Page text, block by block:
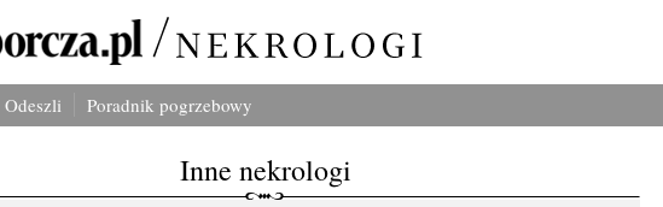
Odeszli Poradnik pogrzebowy
Inne nekrologi